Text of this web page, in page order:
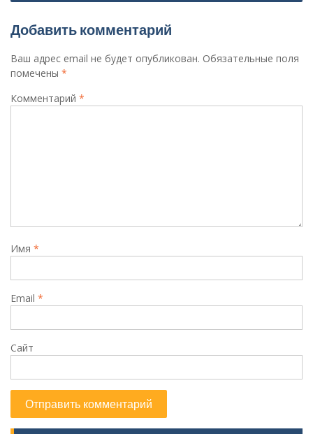
Добавить комментарий
Ваш адрес email не будет опубликован. Обязательные поля
помечены *
Комментарий *
Имя *
Email *
Сайт